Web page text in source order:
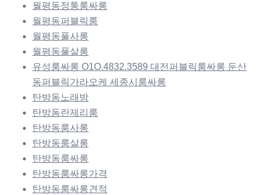
월평동정통룸싸롱
월평동퍼블릭룸
월평동풀사롱
월평동풀살롱
유성룸싸롱 O1O.4832.3589 대전퍼블릭룸싸롱 둔산
동퍼블릭가라오케 세종시룸싸롱
탄방동노래방
탄방동란제리룸
탄방동룸사롱
탄방동룸살롱
탄방동룸싸롱
탄방동룸싸롱가격
탄방동룸싸롱견적